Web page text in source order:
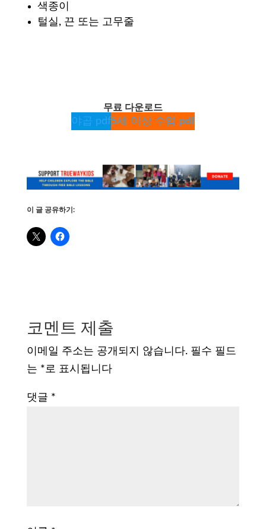
색종이
털실, 끈 또는 고무줄
무료 다운로드
야곱 pdf5세 이상 수업 pdf
이 글 공유하기:
코멘트 제출
이메일 주소는 공개되지 않습니다. 필수 필드
는 *로 표시됩니다
댓글 *